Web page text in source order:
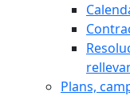
Plans,